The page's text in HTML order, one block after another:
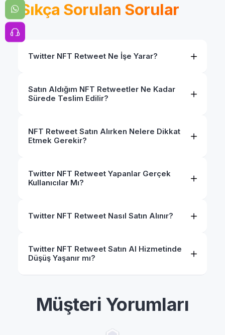
Sıkça Sorulan Sorular
Twitter NFT Retweet Ne İşe Yarar?
Satın Aldığım NFT Retweetler Ne Kadar
Sürede Teslim Edilir?
NFT Retweet Satın Alırken Nelere Dikkat
Etmek Gerekir?
Twitter NFT Retweet Yapanlar Gerçek
Kullanıcılar Mı?
Twitter NFT Retweet Nasıl Satın Alınır?
Twitter NFT Retweet Satın Al Hizmetinde
Düşüş Yaşanır mı?
Müşteri Yorumları